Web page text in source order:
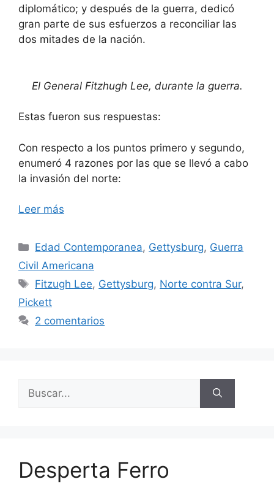
diplomático; y después de la guerra, dedicó
gran parte de sus esfuerzos a reconciliar las
dos mitades de la nación.
El General Fitzhugh Lee, durante la guerra.
Estas fueron sus respuestas:
Con respecto a los puntos primero y segundo,
enumeró 4 razones por las que se llevó a cabo
la invasión del norte:
Leer más
Categorías
Edad Contemporanea, Gettysburg, Guerra
Civil Americana
Etiquetas
Fitzugh Lee, Gettysburg, Norte contra Sur,
Pickett
2 comentarios
Buscar:
Desperta Ferro